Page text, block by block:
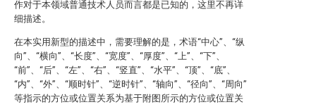
作对于本领域普通技术人员而言都是已知的，这里不再详
细描述。
在本实用新型的描述中，需要理解的是，术语“中心”、“纵
向”、“横向”、“长度”、“宽度”、“厚度”、“上”、“下”、
“前”、“后”、“左”、“右”、“竖直”、“水平”、“顶”、“底”、
“内”、“外”、“顺时针”、“逆时针”、“轴向”、“径向”、“周向”
等指示的方位或位置关系为基于附图所示的方位或位置关